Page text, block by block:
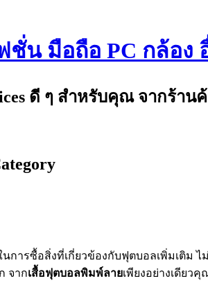
น มือถือ PC กล้อง
ดี ๆ สำหรับคุณ จากร้าน
ารซื้อสิ่งที่เกี่ยวข้องกับฟุตบอลเพิ่มเติม
จากเสื้อฟุตบอลพิมพ์ลายเพียงอย่างเดียว